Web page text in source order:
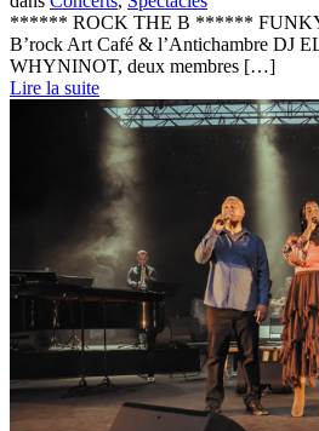
****** ROCK THE B ******
B’rock Art Café & l’Antichambre DJ
WHYNINOT, deux membres […]
Lire la suite